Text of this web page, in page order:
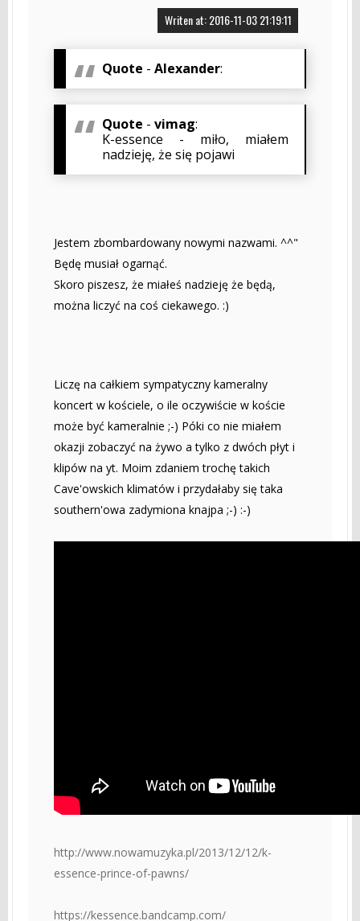
Writen at: 2016-11-03 21:19:11
Quote - Alexander:
Quote - vimag:
K-essence - miło, miałem
nadzieję, że się pojawi
Jestem zbombardowany nowymi nazwami. ^^"
Będę musiał ogarnąć.
Skoro piszesz, że miałeś nadzieję że będą,
można liczyć na coś ciekawego. :)
Liczę na całkiem sympatyczny kameralny
koncert w kościele, o ile oczywiście w koście
może być kameralnie ;-) Póki co nie miałem
okazji zobaczyć na żywo a tylko z dwóch płyt i
klipów na yt. Moim zdaniem trochę takich
Cave'owskich klimatów i przydałaby się taka
southern'owa zadymiona knajpa ;-) :-)
http://www.nowamuzyka.pl/2013/12/12/k-
essence-prince-of-pawns/
https://kessence.bandcamp.com/